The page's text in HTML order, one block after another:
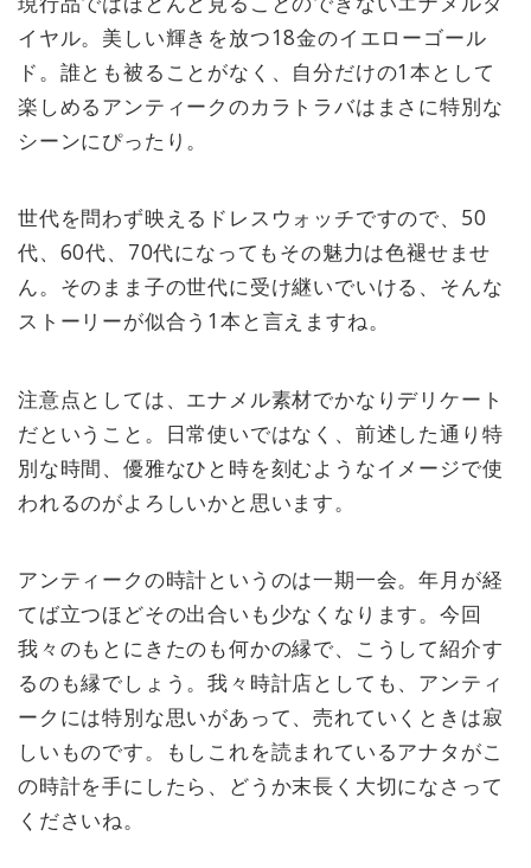
イヤル。美しい輝きを放つ18金のイエローゴール
ド。誰とも被ることがなく、自分だけの1本として
楽しめるアンティークのカラトラバはまさに特別な
シーンにぴったり。
世代を問わず映えるドレスウォッチですので、50
代、60代、70代になってもその魅力は色褪せませ
ん。そのまま子の世代に受け継いでいける、そんな
ストーリーが似合う1本と言えますね。
注意点としては、エナメル素材でかなりデリケート
だということ。日常使いではなく、前述した通り特
別な時間、優雅なひと時を刻むようなイメージで使
われるのがよろしいかと思います。
アンティークの時計というのは一期一会。年月が経
てば立つほどその出合いも少なくなります。今回
我々のもとにきたのも何かの縁で、こうして紹介す
るのも縁でしょう。我々時計店としても、アンティ
ークには特別な思いがあって、売れていくときは寂
しいものです。もしこれを読まれているアナタがこ
の時計を手にしたら、どうか末長く大切になさって
くださいね。